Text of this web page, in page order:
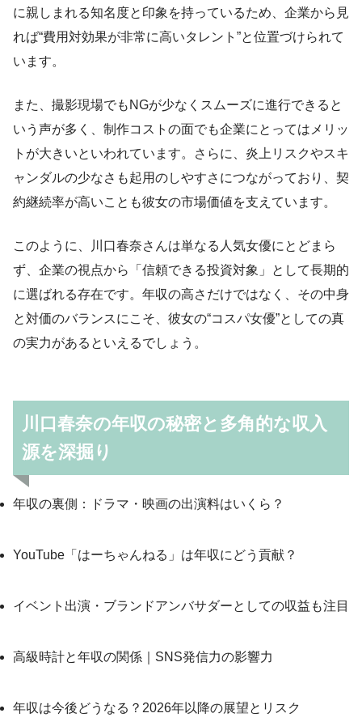
に親しまれる知名度と印象を持っているため、企業から見
れば“費用対効果が非常に高いタレント”と位置づけられて
います。
また、撮影現場でもNGが少なくスムーズに進行できると
いう声が多く、制作コストの面でも企業にとってはメリッ
トが大きいといわれています。さらに、炎上リスクやスキ
ャンダルの少なさも起用のしやすさにつながっており、契
約継続率が高いことも彼女の市場価値を支えています。
このように、川口春奈さんは単なる人気女優にとどまら
ず、企業の視点から「信頼できる投資対象」として長期的
に選ばれる存在です。年収の高さだけではなく、その中身
と対価のバランスにこそ、彼女の“コスパ女優”としての真
の実力があるといえるでしょう。
川口春奈の年収の秘密と多角的な収入
源を深掘り
年収の裏側：ドラマ・映画の出演料はいくら？
YouTube「はーちゃんねる」は年収にどう貢献？
イベント出演・ブランドアンバサダーとしての収益も注目
高級時計と年収の関係｜SNS発信力の影響力
年収は今後どうなる？2026年以降の展望とリスク